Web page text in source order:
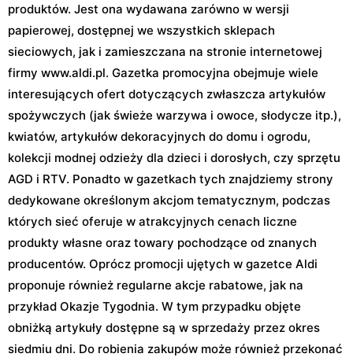
produktów. Jest ona wydawana zarówno w wersji
papierowej, dostępnej we wszystkich sklepach
sieciowych, jak i zamieszczana na stronie internetowej
firmy www.aldi.pl. Gazetka promocyjna obejmuje wiele
interesujących ofert dotyczących zwłaszcza artykułów
spożywczych (jak świeże warzywa i owoce, słodycze itp.),
kwiatów, artykułów dekoracyjnych do domu i ogrodu,
kolekcji modnej odzieży dla dzieci i dorosłych, czy sprzętu
AGD i RTV. Ponadto w gazetkach tych znajdziemy strony
dedykowane określonym akcjom tematycznym, podczas
których sieć oferuje w atrakcyjnych cenach liczne
produkty własne oraz towary pochodzące od znanych
producentów. Oprócz promocji ujętych w gazetce Aldi
proponuje również regularne akcje rabatowe, jak na
przykład Okazje Tygodnia. W tym przypadku objęte
obniżką artykuły dostępne są w sprzedaży przez okres
siedmiu dni. Do robienia zakupów może również przekonać